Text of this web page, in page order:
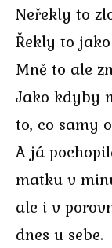
Neřekly to
Řekly to
Mně to ale
Jako kdyby
to, co samy
A já
matku v
ale i v
dnes u sebe.